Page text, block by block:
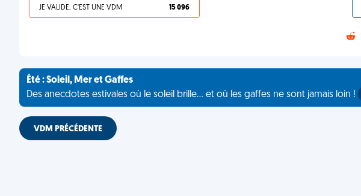
JE VALIDE, C'EST UNE VDM 15 096
Été : Soleil, Mer et Gaffes
Des anecdotes estivales où le soleil brille... et où les gaffes ne sont jamais loin !
VDM PRÉCÉDENTE